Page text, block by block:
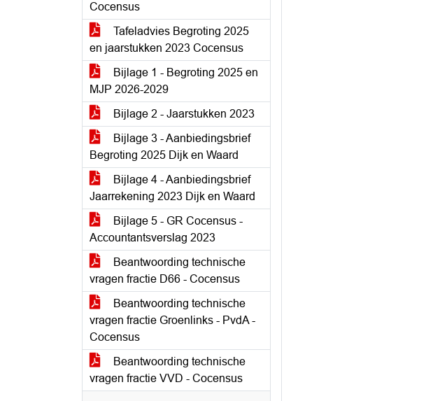
Cocensus
Tafeladvies Begroting 2025
en jaarstukken 2023 Cocensus
Bijlage 1 - Begroting 2025 en
MJP 2026-2029
Bijlage 2 - Jaarstukken 2023
Bijlage 3 - Aanbiedingsbrief
Begroting 2025 Dijk en Waard
Bijlage 4 - Aanbiedingsbrief
Jaarrekening 2023 Dijk en Waard
Bijlage 5 - GR Cocensus -
Accountantsverslag 2023
Beantwoording technische
vragen fractie D66 - Cocensus
Beantwoording technische
vragen fractie Groenlinks - PvdA -
Cocensus
Beantwoording technische
vragen fractie VVD - Cocensus